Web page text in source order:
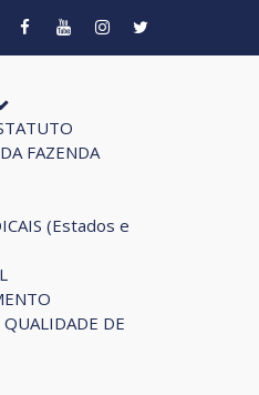
FAZENDA
(Estados e
DE